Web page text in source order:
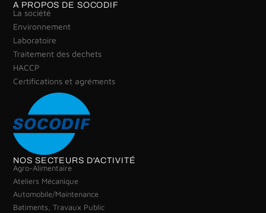
A PROPOS DE SOCODIF
La société
Environnement
Laboratoire
Traitement des dechets
HACCP
Certifications et agréments
NOS SECTEURS D'ACTIVITÉ
Agro-Alimentaire
Ateliers Mécanique
Automobile/Maintenance
Batiments, Travaux Public